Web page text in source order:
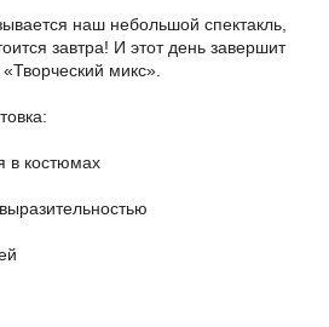
наш небольшой спектакль,
завтра! И этот день завершит
микс».
в костюмах